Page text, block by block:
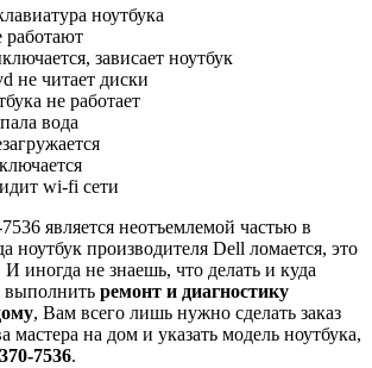
ноутбука
работают
зависает ноутбук
не читает диски
не работает
вода
wi-fi сети
является неотъемлемой частью в
ноутбук производителя Dell ломается, это
И иногда не знаешь, что делать и куда
выполнить ремонт и диагностику
, Вам всего лишь нужно сделать заказ
мастера на дом и указать модель ноутбука,
7536.